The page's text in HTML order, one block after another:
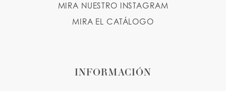
MIRA NUESTRO INSTAGRAM
MIRA EL CATÁLOGO
INFORMACIÓN